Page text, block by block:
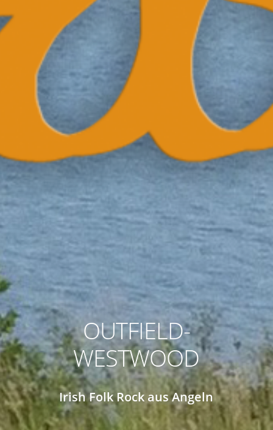
OUTFIELD-
WESTWOOD
Irish Folk Rock aus Angeln